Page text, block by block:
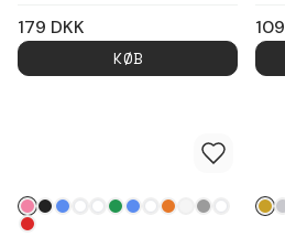
179 DKK
KØB
109